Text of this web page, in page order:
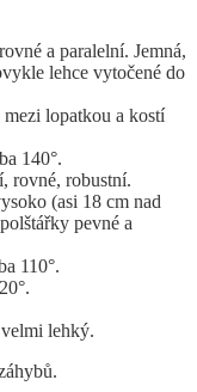
a paralelní. Jemná,
lehce vytočené do
lopatkou a kostí
140°.
robustní.
(asi 18 cm nad
pevné a
110°.
lehký.